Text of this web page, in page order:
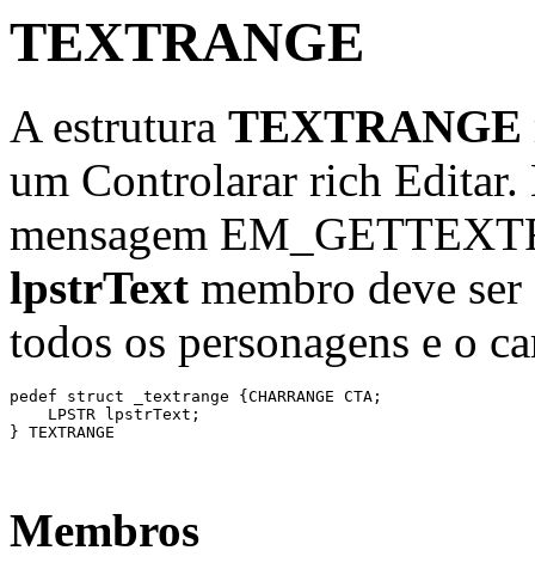
TEXTRANGE
A estrutura TEXTRANGE
um Controlarar rich Editar.
mensagem
lpstrText membro deve
todos os personagens e o
pedef struct _textrange {CHARRANGE CTA;
    LPSTR lpstrText;
} TEXTRANGE
Membros